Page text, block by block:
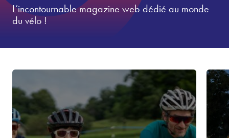
L’incontournable magazine web dédié au monde
du vélo !